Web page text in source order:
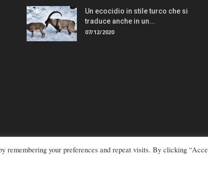
Un ecocidio in stile turco che si
traduce anche in un...
07/12/2020
remembering your preferences and repeat visits. By clicking